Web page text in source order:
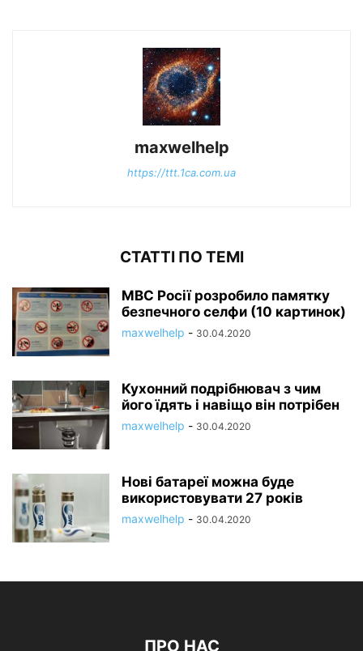
maxwelhelp
https://ttt.1ca.com.ua
СТАТТІ ПО ТЕМІ
МВС Росії розробило памятку
безпечного селфи (10 картинок)
maxwelhelp - 30.04.2020
Кухонний подрібнювач з чим
його їдять і навіщо він потрібен
maxwelhelp - 30.04.2020
Нові батареї можна буде
використовувати 27 років
maxwelhelp - 30.04.2020
ПРО НАС